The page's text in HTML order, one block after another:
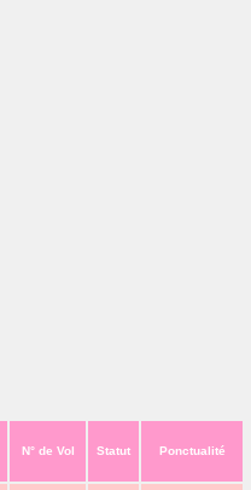
N° de Vol Statut Ponctualité